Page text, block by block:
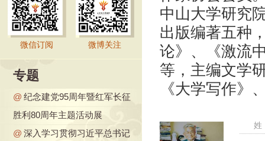
微信订阅 微博关注
专题
@ 纪念建党95周年暨红军长征
胜利80周年主题活动展
@ 深入学习贯彻习近平总书记
中山大学研究
出版编著五种
论》、《激流
等，主编文学
《大学写作》